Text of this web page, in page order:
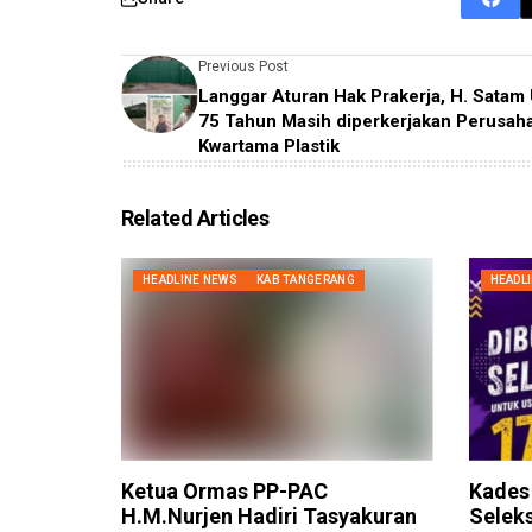
Previous Post
Langgar Aturan Hak Prakerja, H. Satam
75 Tahun Masih diperkerjakan
Kwartama Plastik
Related Articles
HEADLINE NEWS KAB TANGERANG
Ketua Ormas PP-PAC
H.M.Nurjen Hadiri Tasyakuran